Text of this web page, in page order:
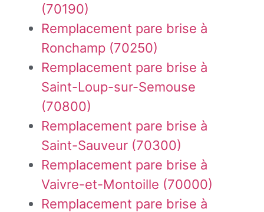
(70190)
Remplacement pare brise à
Ronchamp (70250)
Remplacement pare brise à
Saint-Loup-sur-Semouse
(70800)
Remplacement pare brise à
Saint-Sauveur (70300)
Remplacement pare brise à
Vaivre-et-Montoille (70000)
Remplacement pare brise à